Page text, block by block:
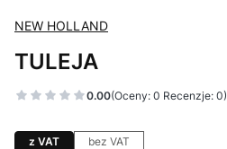
NEW HOLLAND
TULEJA
0.00(Oceny: 0 Recenzje: 0)
z VAT bez VAT